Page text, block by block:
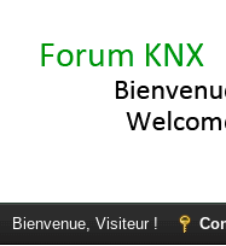
Bienvenue, Visiteur !